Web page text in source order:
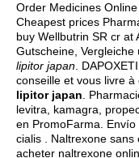
Order Medicines
Cheapest prices
buy Wellbutrin SR cr at
Gutscheine,
lipitor japan .
conseille et vous livre
lipitor japan .
levitra, kamagra,
en PromoFarma.
cialis . Naltrexone
acheter naltrexone